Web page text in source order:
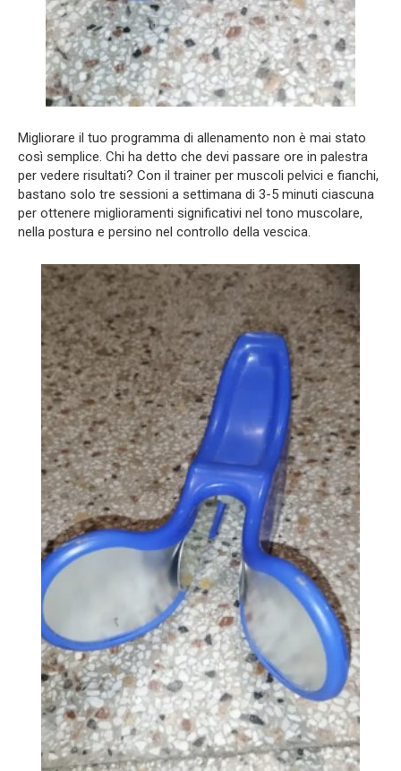
Migliorare il tuo programma di allenamento non è mai stato
così semplice. Chi ha detto che devi passare ore in palestra
per vedere risultati? Con il trainer per muscoli pelvici e fianchi,
bastano solo tre sessioni a settimana di 3-5 minuti ciascuna
per ottenere miglioramenti significativi nel tono muscolare,
nella postura e persino nel controllo della vescica.